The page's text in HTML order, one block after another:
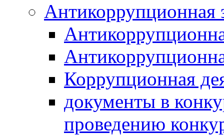
Антикоррупционная
Коррупционная
документы в
проведению